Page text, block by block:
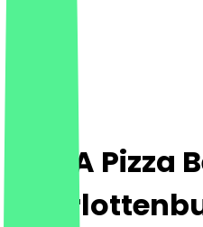
Call A Pizza